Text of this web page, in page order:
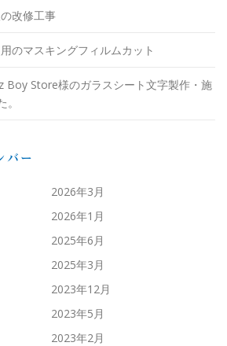
改修工事
のマスキングフィルムカット
Boy Store様のガラスシート文字製作・施
バー
2026年3月
2026年1月
2025年6月
2025年3月
2023年12月
2023年5月
2023年2月